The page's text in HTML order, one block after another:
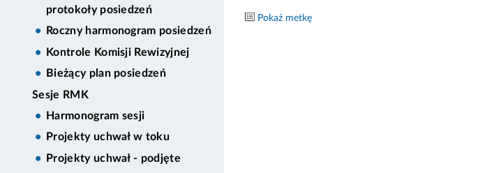
protokoły posiedzeń
Roczny harmonogram posiedzeń
Kontrole Komisji Rewizyjnej
Bieżący plan posiedzeń
Sesje RMK
Harmonogram sesji
Projekty uchwał w toku
Projekty uchwał - podjęte
Pokaż metkę